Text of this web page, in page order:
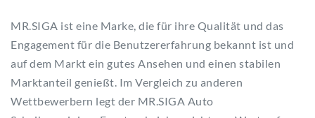
MR.SIGA ist eine Marke, die für ihre Qualität und das
Engagement für die Benutzererfahrung bekannt ist und
auf dem Markt ein gutes Ansehen und einen stabilen
Marktanteil genießt. Im Vergleich zu anderen
Wettbewerbern legt der MR.SIGA Auto